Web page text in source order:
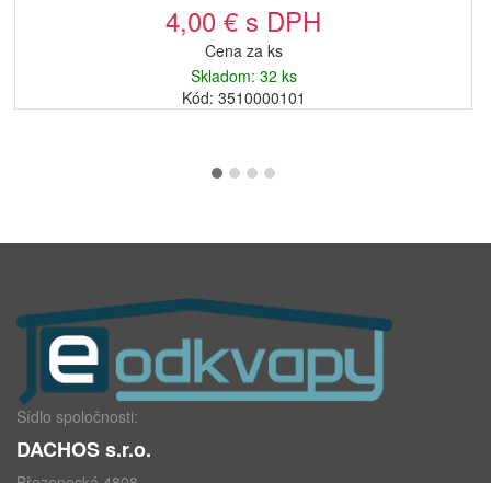
4,00 € s DPH
Cena za ks
Skladom: 32 ks
Kód: 3510000101
Sídlo spoločnosti:
DACHOS s.r.o.